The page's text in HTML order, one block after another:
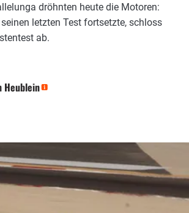
dröhnten heute die Motoren:
letzten Test fortsetzte, schloss
ab.
Heublein